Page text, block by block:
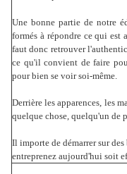
Une bonne partie de notre
formés à répondre ce qui est
faut donc retrouver
ce qu'il convient de faire
pour bien se voir soi-même.
Derrière les apparences, les
quelque chose, quelqu'un de
Il importe de démarrer sur
entreprenez aujourd'hui soit